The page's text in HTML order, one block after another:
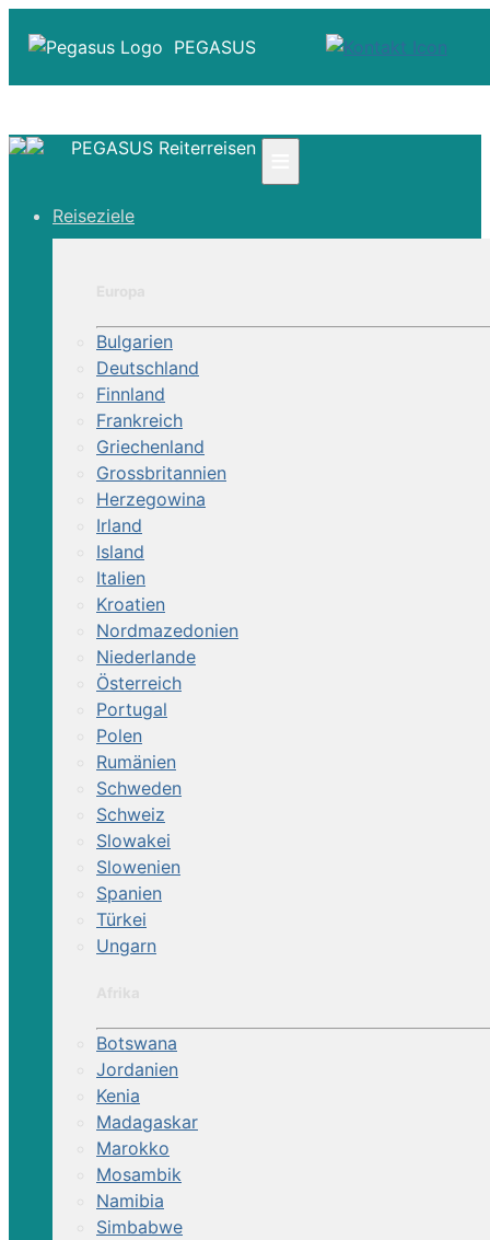
PEGASUS
☎ Deutschland 0800 - 505 18 01
Über Uns
PEGASUS Reiterreisen
Reiseziele
Bulgarien
Deutschland
Finnland
Frankreich
Griechenland
Grossbritannien
Herzegowina
Irland
Island
Italien
Kroatien
Nordmazedonien
Niederlande
Österreich
Portugal
Polen
Rumänien
Schweden
Schweiz
Slowakei
Slowenien
Spanien
Türkei
Ungarn
Botswana
Jordanien
Kenia
Madagaskar
Marokko
Mosambik
Namibia
Simbabwe